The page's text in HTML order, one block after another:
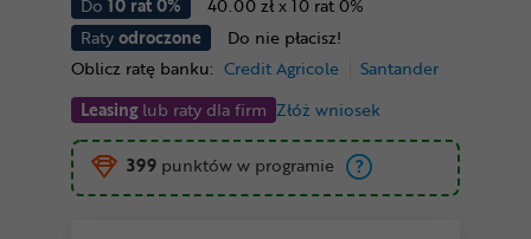
Do 10 rat 0%
40.00 zł x 10 rat 0%
Ratyodroczone
Do nie płacisz!
Oblicz ratę banku: Credit Agricole
Santander
Leasinglub raty dla firm Złóż wniosek
399 punktów w programie